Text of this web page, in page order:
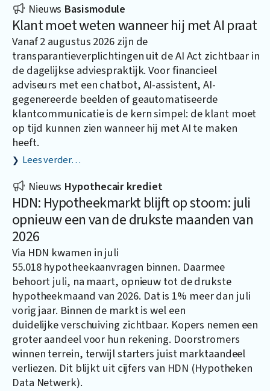
Nieuws Basismodule
Klant moet weten wanneer hij met AI praat
Vanaf 2 augustus 2026 zijn de
transparantieverplichtingen uit de AI Act zichtbaar in
de dagelijkse adviespraktijk. Voor financieel
adviseurs met een chatbot, AI-assistent, AI-
gegenereerde beelden of geautomatiseerde
klantcommunicatie is de kern simpel: de klant moet
op tijd kunnen zien wanneer hij met AI te maken
heeft.
Lees verder…
Nieuws Hypothecair krediet
HDN: Hypotheekmarkt blijft op stoom: juli
opnieuw een van de drukste maanden van
2026
Via HDN kwamen in juli
55.018 hypotheekaanvragen binnen. Daarmee
behoort juli, na maart, opnieuw tot de drukste
hypotheekmaand van 2026. Dat is 1% meer dan juli
vorig jaar. Binnen de markt is wel een
duidelijke verschuiving zichtbaar. Kopers nemen een
groter aandeel voor hun rekening. Doorstromers
winnen terrein, terwijl starters juist marktaandeel
verliezen. Dit blijkt uit cijfers van HDN (Hypotheken
Data Netwerk).